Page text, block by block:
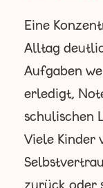
Eine
Alltag
Aufgaben
erledigt,
schulischen
Viele Kinder
zurück oder